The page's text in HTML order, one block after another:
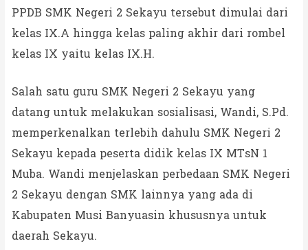
PPDB SMK Negeri 2 Sekayu tersebut dimulai dari
kelas IX.A hingga kelas paling akhir dari rombel
kelas IX yaitu kelas IX.H.
Salah satu guru SMK Negeri 2 Sekayu yang
datang untuk melakukan sosialisasi, Wandi, S.Pd.
memperkenalkan terlebih dahulu SMK Negeri 2
Sekayu kepada peserta didik kelas IX MTsN 1
Muba. Wandi menjelaskan perbedaan SMK Negeri
2 Sekayu dengan SMK lainnya yang ada di
Kabupaten Musi Banyuasin khususnya untuk
daerah Sekayu.